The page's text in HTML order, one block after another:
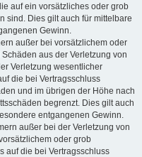
auf ein vorsätzliches oder grob
sind. Dies gilt auch für mittelbare
Gewinn.
außer bei vorsätzlichem oder
aus der Verletzung von
Verletzung wesentlicher
die bei Vertragsschluss
und im übrigen der Höhe nach
begrenzt. Dies gilt auch
entgangenen Gewinn.
außer bei der Verletzung von
oder grob
auf die bei Vertragsschluss